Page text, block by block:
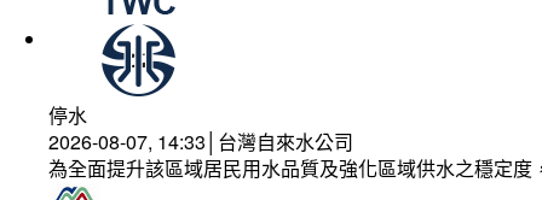
停水
2026-08-07, 14:33│台灣自來水公司
為全面提升該區域居民用水品質及強化區域供水之穩定